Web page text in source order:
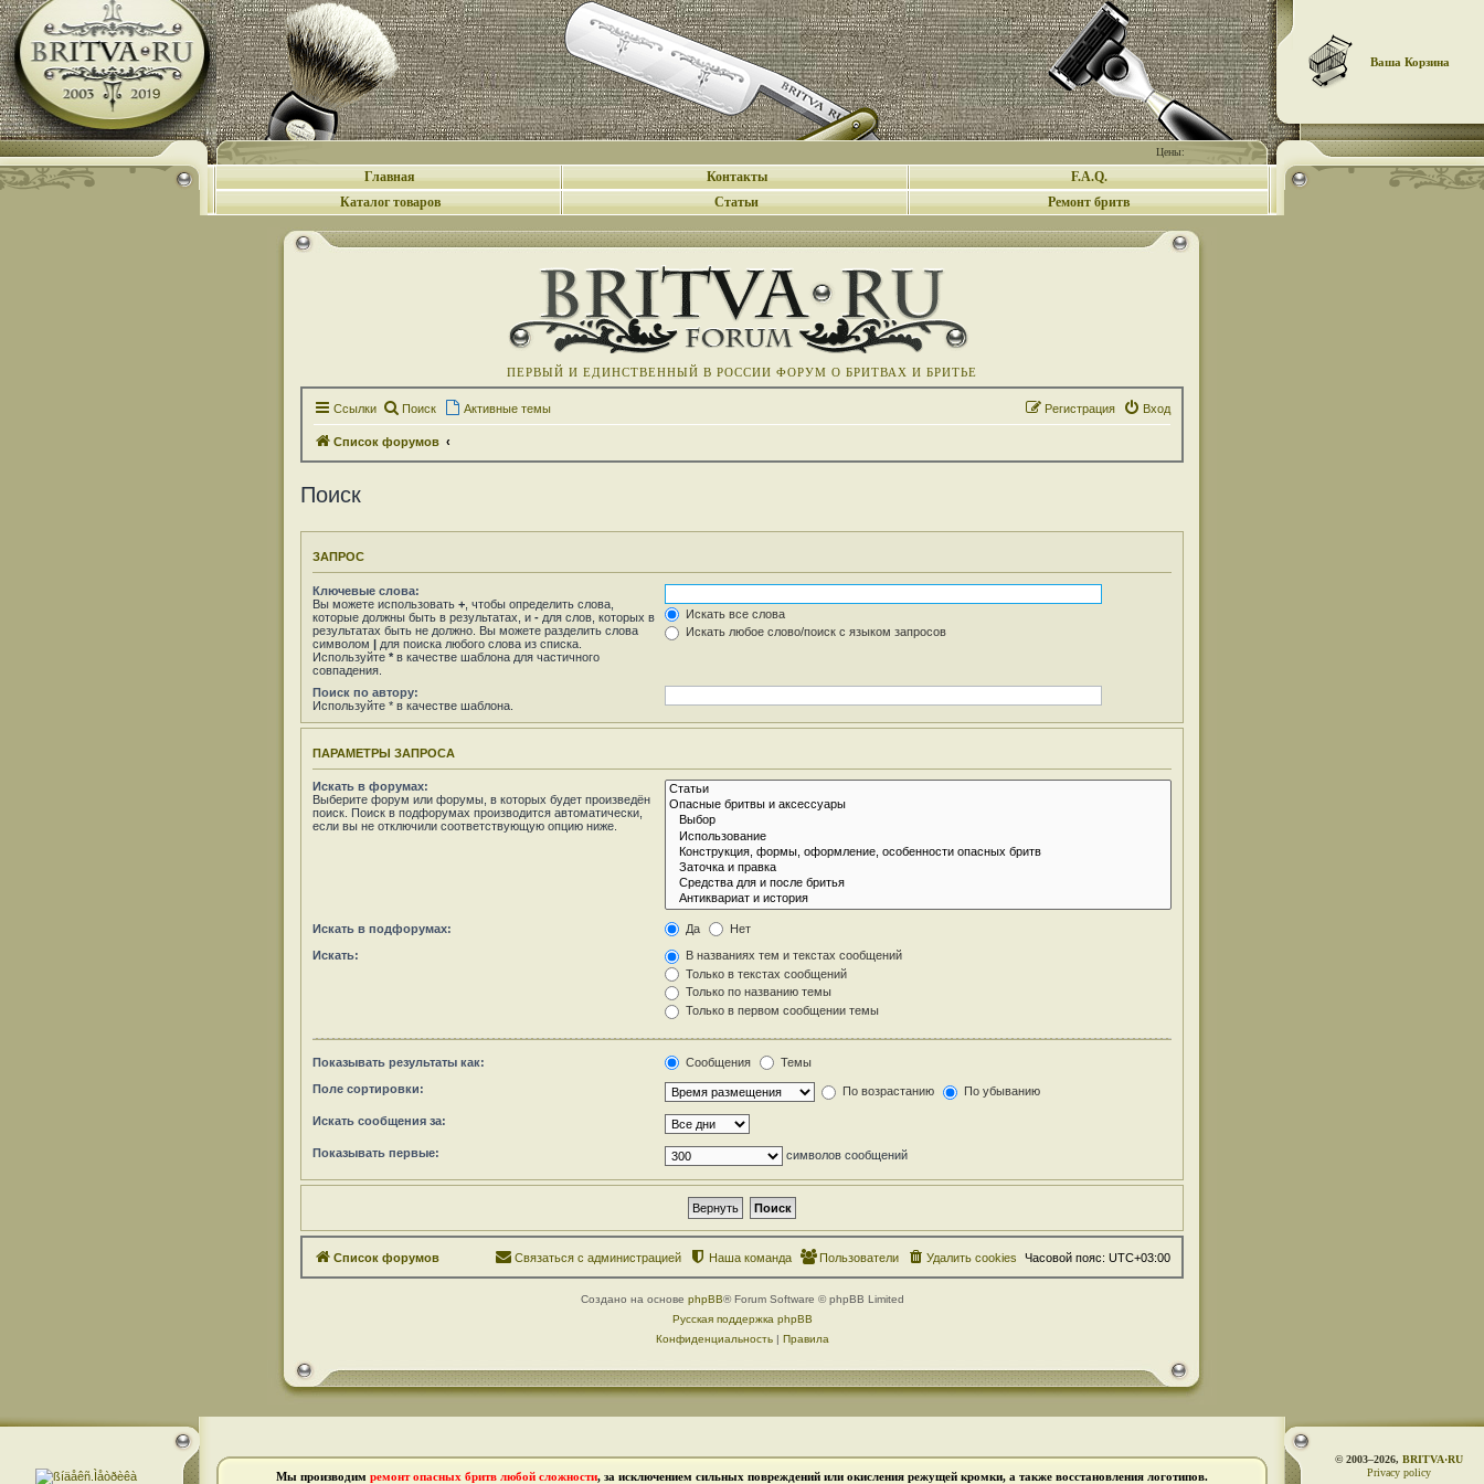
Цены:
Ваша Корзина
Главная Контакты
F.A.Q.
Каталог товаров
Статьи Ремонт бритв
ПЕРВЫЙ И ЕДИНСТВЕННЫЙ В РОССИИ ФОРУМ О БРИТВАХ И БРИТЬЕ
Ссылки Поиск Активные темы Вход
Регистрация
Список форумов
Поиск
ЗАПРОС
Ключевые слова:
Вы можете использовать + , чтобы определить слова,
которые должны быть в результатах, и - для слов, которых в
результатах быть не должно. Вы можете разделить слова
символом | для поиска любого слова из списка.
Используйте * в качестве шаблона для частичного
совпадения.
Искать все слова
Искать любое слово/поиск с языком запросов
Поиск по автору:
Используйте * в качестве шаблона.
ПАРАМЕТРЫ ЗАПРОСА
Искать в форумах:
Выберите форум или форумы, в которых будет произведён
поиск. Поиск в подфорумах производится автоматически,
если вы не отключили соответствующую опцию ниже.
Искать в подфорумах: Да Нет
Искать:
В названиях тем и текстах сообщений
Только в текстах сообщений
Только по названию темы
Только в первом сообщении темы
Показывать результаты как: Сообщения Темы
Поле сортировки: По возрастанию По убыванию
Искать сообщения за:
Показывать первые: символов сообщений
Список форумов Часовой пояс: UTC+03:00
Удалить cookies
Пользователи
Наша команда
Связаться с администрацией
Создано на основе phpBB® Forum Software © phpBB Limited
Русская поддержка phpBB
Конфиденциальность| Правила
Мы производим ремонт опасных бритв любой сложности, за исключением сильных повреждений или окисления режущей кромки, а также восстановления логотипов.
© 2003–2026, BRITVA·RU
Privacy policy